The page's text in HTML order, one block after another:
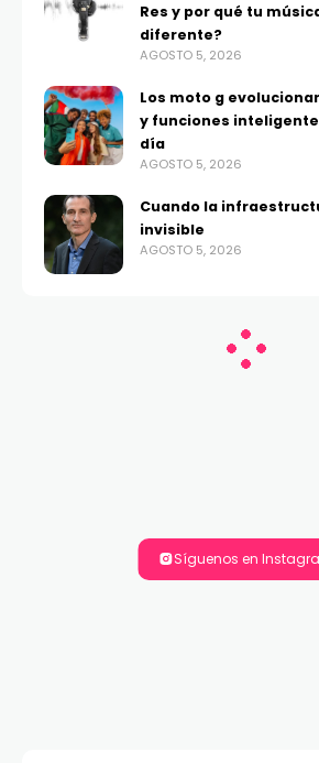
Res y por qué tu
diferente?
AGOSTO 5, 2026
Los moto g
y funciones
día
AGOSTO 5, 2026
Cuando la
invisible
AGOSTO 5, 2026
Síguenos en